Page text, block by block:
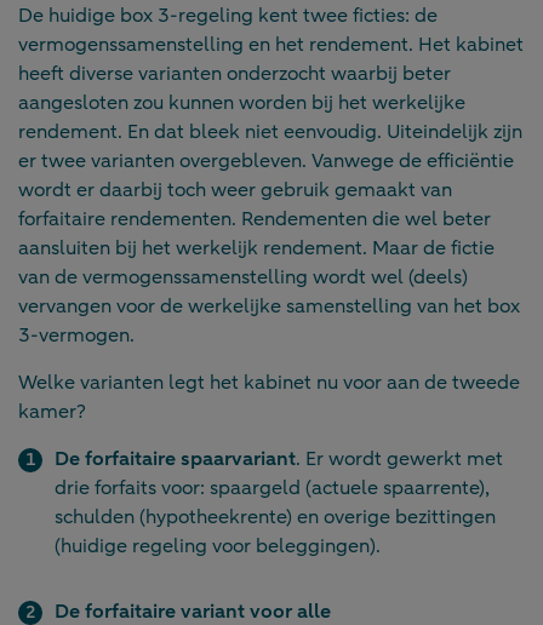
De huidige box 3-regeling kent twee ficties: de
vermogenssamenstelling en het rendement. Het kabinet
heeft diverse varianten onderzocht waarbij beter
aangesloten zou kunnen worden bij het werkelijke
rendement. En dat bleek niet eenvoudig. Uiteindelijk zijn
er twee varianten overgebleven. Vanwege de efficiëntie
wordt er daarbij toch weer gebruik gemaakt van
forfaitaire rendementen. Rendementen die wel beter
aansluiten bij het werkelijk rendement. Maar de fictie
van de vermogenssamenstelling wordt wel (deels)
vervangen voor de werkelijke samenstelling van het box
3-vermogen.
Welke varianten legt het kabinet nu voor aan de tweede
kamer?
De forfaitaire spaarvariant. Er wordt gewerkt met
drie forfaits voor: spaargeld (actuele spaarrente),
schulden (hypotheekrente) en overige bezittingen
(huidige regeling voor beleggingen).
De forfaitaire variant voor alle